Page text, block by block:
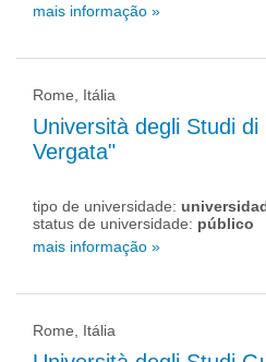
mais informação »
Rome, Itália
Università degli Studi di
Vergata"
tipo de universidade:
status de universidade: público
mais informação »
Rome, Itália